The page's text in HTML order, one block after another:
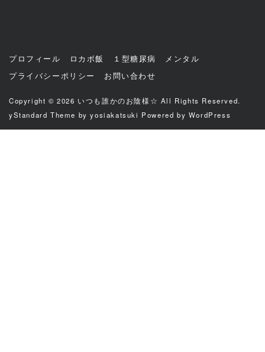
プロフィール ロカボ飯 １型糖尿病
メンタル
プライバシーポリシー
お問い合わせ
Copyright © 2026 いつも誰かのお陰様☆ All Rights Reserved.
yStandard Theme byyosiakatsuki Powered by WordPress